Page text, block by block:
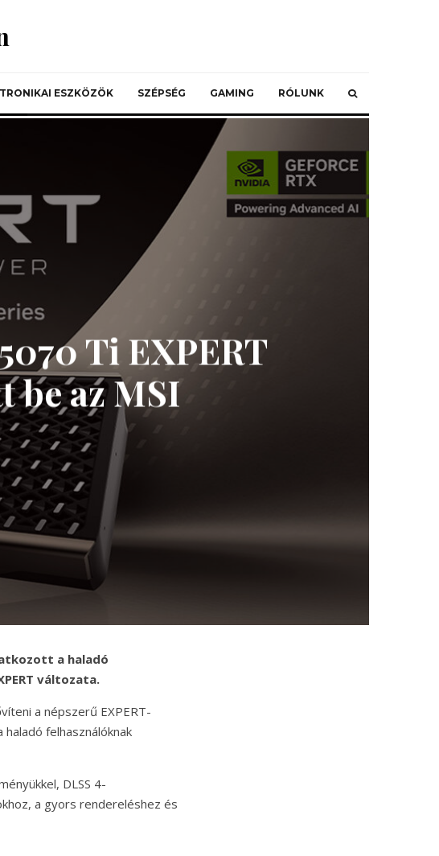
ESZKÖZÖK SZÉPSÉG GAMING RÓLUNK
Ti EXPERT
az MSI
a haladó
változata.
a népszerű EXPERT-
felhasználóknak
DLSS 4-
a gyors rendereléshez és